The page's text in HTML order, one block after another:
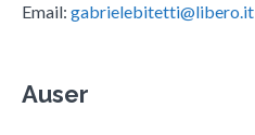
Email: gabrielebitetti@libero.it
Auser